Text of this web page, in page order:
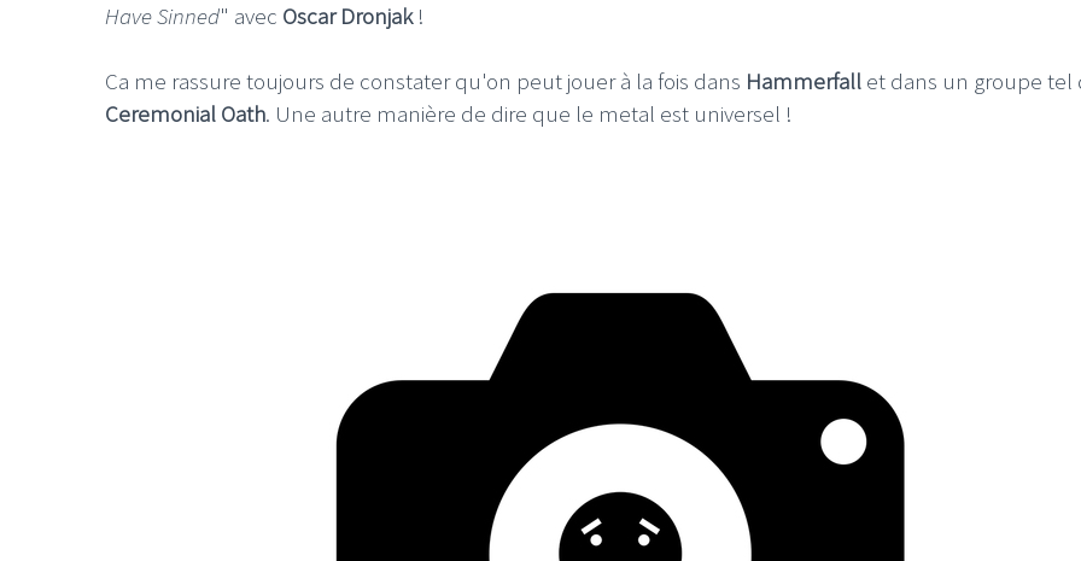
Have Sinned" avec Oscar Dronjak!
Ca me rassure toujours de constater qu'on peut jouer à la fois dans Hammerfall et dans un groupe tel
Ceremonial Oath. Une autre manière de dire que le metal est universel !